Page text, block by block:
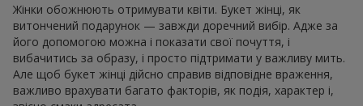
Жінки обожнюють отримувати квіти. Букет жінці, як
витончений подарунок — завжди доречний вибір. Адже за
його допомогою можна і показати свої почуття, і
вибачитись за образу, і просто підтримати у важливу мить.
Але щоб букет жінці дійсно справив відповідне враження,
важливо врахувати багато факторів, як подія, характер і,